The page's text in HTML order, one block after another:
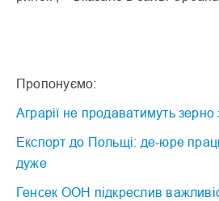
Пропонуємо:
Аграрії не продаватимуть
Експорт до Польщі: де-юре
дуже
Генсек ООН підкреслив